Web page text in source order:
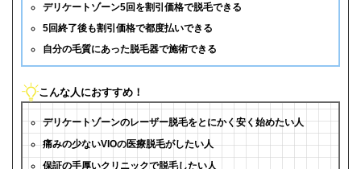
デリケートゾーン5回を割引価格で脱毛できる
5回終了後も割引価格で都度払いできる
自分の毛質にあった脱毛器で施術できる
こんな人におすすめ！
デリケートゾーンのレーザー脱毛をとにかく安く始めたい人
痛みの少ないVIOの医療脱毛がしたい人
保証の手厚いクリニックで脱毛したい人